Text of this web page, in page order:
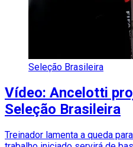
Seleção Brasileira
Vídeo: Ancelotti
Seleção Brasileira
Treinador lamenta a queda